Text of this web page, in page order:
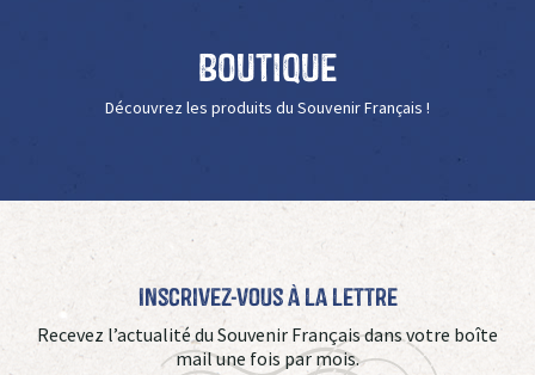
Boutique
Découvrez les produits du Souvenir Français !
Inscrivez-vous à La Lettre
Recevez l’actualité du Souvenir Français dans votre boîte
mail une fois par mois.